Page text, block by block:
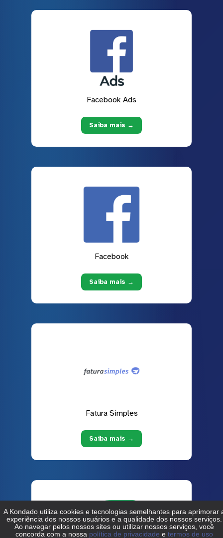
Facebook Ads
Saiba mais →
Facebook
Saiba mais →
Fatura Simples
Saiba mais →